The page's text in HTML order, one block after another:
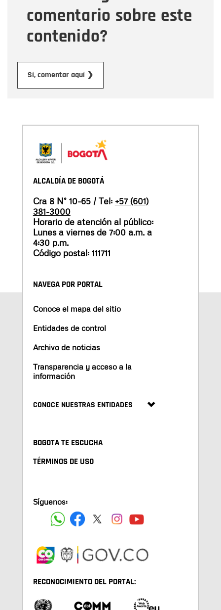
comentario sobre este
contenido?
Sí, comentar aquí ❯
ALCALDÍA DE BOGOTÁ
Cra 8 N° 10-65 / Tel: +57 (601)
381-3000
Horario de atención al público:
Lunes a viernes de 7:00 a.m. a
4:30 p.m.
Código postal: 111711
NAVEGA POR PORTAL
Conoce el mapa del sitio
Entidades de control
Archivo de noticias
Transparencia y acceso a la
información
CONOCE NUESTRAS ENTIDADES
BOGOTA TE ESCUCHA
TÉRMINOS DE USO
Síguenos:
RECONOCIMIENTO DEL PORTAL: